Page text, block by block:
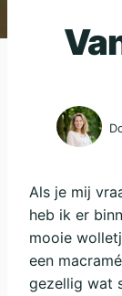
Als je mij
heb ik er
mooie
een
gezellig wat